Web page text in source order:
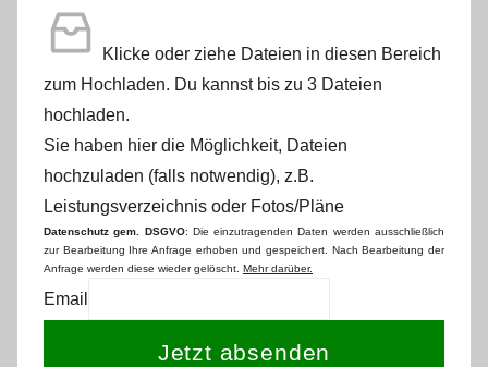
Klicke oder ziehe Dateien in diesen Bereich
zum Hochladen. Du kannst bis zu 3 Dateien
hochladen.
Sie haben hier die Möglichkeit, Dateien
hochzuladen (falls notwendig), z.B.
Leistungsverzeichnis oder Fotos/Pläne
Datenschutz gem. DSGVO: Die einzutragenden Daten werden ausschließlich
zur Bearbeitung Ihre Anfrage erhoben und gespeichert. Nach Bearbeitung der
Anfrage werden diese wieder gelöscht. Mehr darüber.
Email
Jetzt absenden